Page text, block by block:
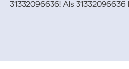
31332096636! Als